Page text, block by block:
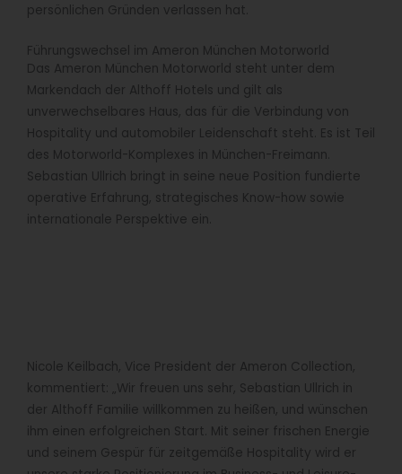
persönlichen Gründen verlassen hat.
Führungswechsel im Ameron München Motorworld
Das Ameron München Motorworld steht unter dem
Markendach der Althoff Hotels und gilt als
unverwechselbares Haus, das für die Verbindung von
Hospitality und automobiler Leidenschaft steht. Es ist Teil
des Motorworld-Komplexes in München-Freimann.
Sebastian Ullrich bringt in seine neue Position fundierte
operative Erfahrung, strategisches Know-how sowie
internationale Perspektive ein.
Nicole Keilbach, Vice President der Ameron Collection,
kommentiert: „Wir freuen uns sehr, Sebastian Ullrich in
der Althoff Familie willkommen zu heißen, und wünschen
ihm einen erfolgreichen Start. Mit seiner frischen Energie
und seinem Gespür für zeitgemäße Hospitality wird er